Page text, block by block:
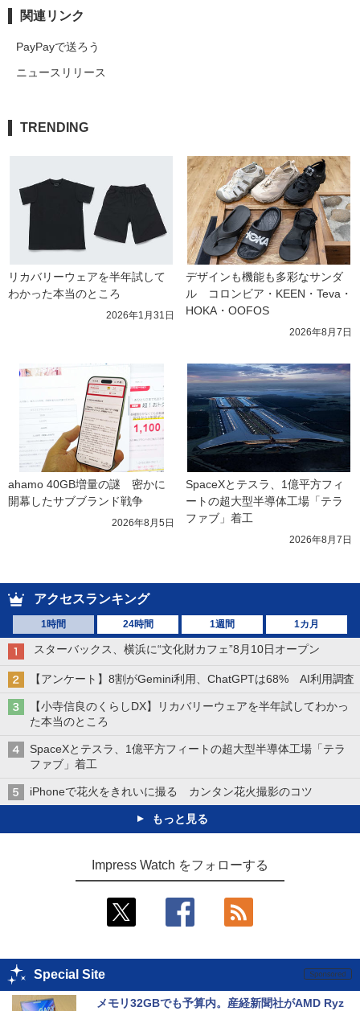
関連リンク
PayPayで送ろう
ニュースリリース
TRENDING
リカバリーウェアを半年試して
わかった本当のところ
2026年1月31日
デザインも機能も多彩なサンダ
ル　コロンビア・KEEN・Teva・
HOKA・OOFOS
2026年8月7日
ahamo 40GB増量の謎　密かに
開幕したサブブランド戦争
2026年8月5日
SpaceXとテスラ、1億平方フィ
ートの超大型半導体工場「テラ
ファブ」着工
2026年8月7日
アクセスランキング
1時間 24時間 1週間 1カ月
スターバックス、横浜に“文化財カフェ”8月10日オープン
【アンケート】8割がGemini利用、ChatGPTは68% AI利用調査
【小寺信良のくらしDX】リカバリーウェアを半年試してわかっ
た本当のところ
SpaceXとテスラ、1億平方フィートの超大型半導体工場「テラ
ファブ」着工
iPhoneで花火をきれいに撮る カンタン花火撮影のコツ
もっと見る
Impress Watch をフォローする
Special Site
メモリ32GBでも予算内。産経新聞社がAMD Ryz